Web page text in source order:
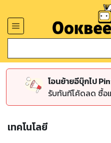
โอนย้ายอีบุ๊กไป
รับทันทีโค้ดลด ซื้อ
เทคโนโลยี